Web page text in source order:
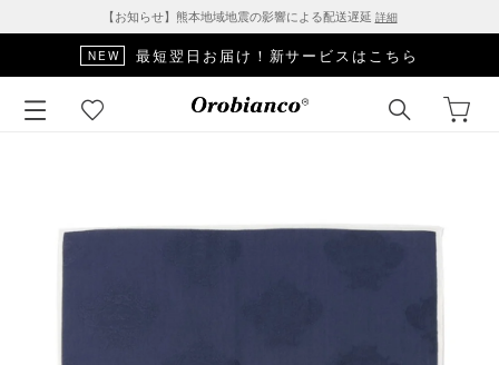
【お知らせ】熊本地域地震の影響による配送遅延 詳細
NEW 最短翌日お届け！新サービスはこちら